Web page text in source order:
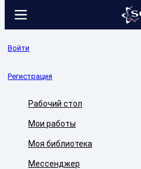
Войти
Регистрация
Рабочий стол
Мои работы
Моя библиотека
Мессенджер